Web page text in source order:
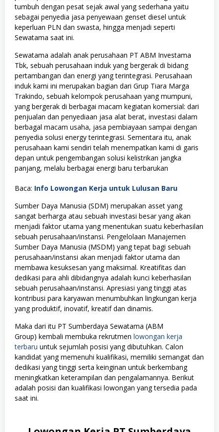
tumbuh dengan pesat sejak awal yang sederhana yaitu
sebagai penyedia jasa penyewaan genset diesel untuk
keperluan PLN dan swasta, hingga menjadi seperti
Sewatama saat ini.
Sewatama adalah anak perusahaan PT ABM Investama
Tbk, sebuah perusahaan induk yang bergerak di bidang
pertambangan dan energi yang terintegrasi. Perusahaan
induk kami ini merupakan bagian dari Grup Tiara Marga
Trakindo, sebuah kelompok perusahaan yang mumpuni,
yang bergerak di berbagai macam kegiatan komersial: dari
penjualan dan penyediaan jasa alat berat, investasi dalam
berbagal macam usaha, jasa pembiayaan sampai dengan
penyedia solusi energy terintegrasi. Sementara itu, anak
perusahaan kami sendiri telah menempatkan kami di garis
depan untuk pengembangan solusi kelistrikan jangka
panjang, melalu berbagai energi baru terbarukan
Baca: Info Lowongan Kerja untuk Lulusan Baru
Sumber Daya Manusia (SDM) merupakan asset yang
sangat berharga atau sebuah investasi besar yang akan
menjadi faktor utama yang menentukan suatu keberhasilan
sebuah perusahaan/instansi. Pengelolaan Manajemen
Sumber Daya Manusia (MSDM) yang tepat bagi sebuah
perusahaan/instansi akan menjadi faktor utama dan
membawa kesuksesan yang maksimal. Kreatifitas dan
dedikasi para ahli dibidangnya adalah kunci keberhasilan
sebuah perusahaan/instansi. Apresiasi yang tinggi atas
kontribusi para karyawan menumbuhkan lingkungan kerja
yang produktif, inovatif, kreatif dan dinamis.
Maka dari itu PT Sumberdaya Sewatama (ABM
Group) kembali membuka rekrutmen lowongan kerja
terbaru untuk sejumlah posisi yang dibutuhkan. Calon
kandidat yang memenuhi kualifikasi, memiliki semangat dan
dedikasi yang tinggi serta keinginan untuk berkembang
meningkatkan keterampilan dan pengalamannya. Berikut
adalah posisi dan kualifikasi lowongan yang tersedia pada
saat ini.